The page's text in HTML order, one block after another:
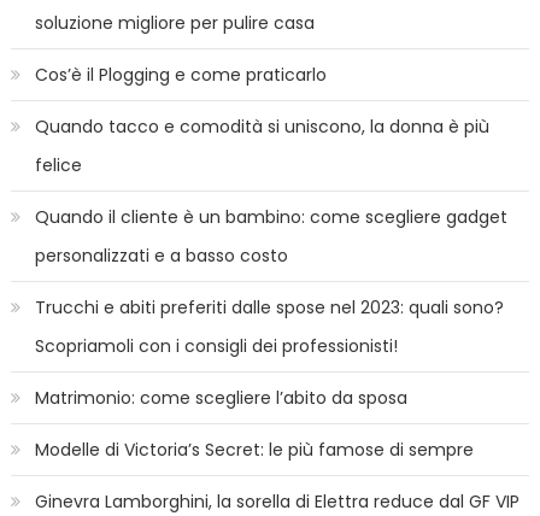
soluzione migliore per pulire casa
Cos’è il Plogging e come praticarlo
Quando tacco e comodità si uniscono, la donna è più
felice
Quando il cliente è un bambino: come scegliere gadget
personalizzati e a basso costo
Trucchi e abiti preferiti dalle spose nel 2023: quali sono?
Scopriamoli con i consigli dei professionisti!
Matrimonio: come scegliere l’abito da sposa
Modelle di Victoria’s Secret: le più famose di sempre
Ginevra Lamborghini, la sorella di Elettra reduce dal GF VIP